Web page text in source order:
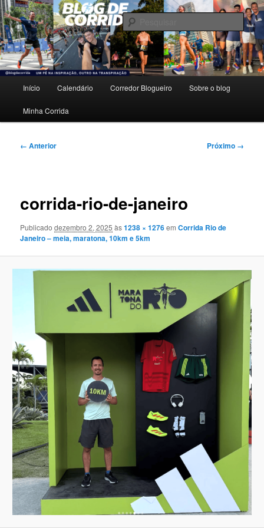
Pular
para
o
conteúdo
principalBlog de Corrida
Um pé na inspiração, outro na transpiração.
principal
Início Calendário Corredor Blogueiro Sobre o blog
Minha Corrida
Navegação
← Anterior Próximo →
corrida-rio-de-janeiro
Publicadodezembro 2, 2025 às1238 × 1276emCorrida Rio de
Janeiro – meia, maratona, 10km e 5km